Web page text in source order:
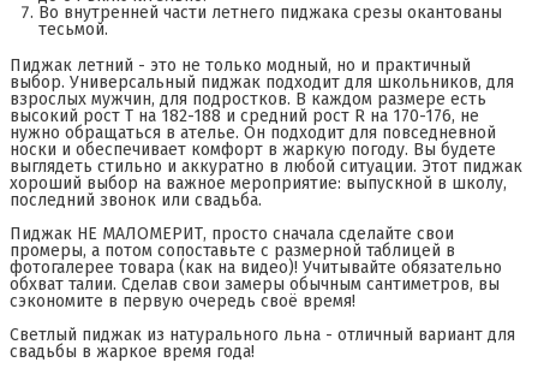
Во внутренней части летнего пиджака срезы окантованы
тесьмой.
Пиджак летний - это не только модный, но и практичный
выбор. Универсальный пиджак подходит для школьников, для
взрослых мужчин, для подростков. В каждом размере есть
высокий рост Т на 182-188 и средний рост R на 170-176, не
нужно обращаться в ателье. Он подходит для повседневной
носки и обеспечивает комфорт в жаркую погоду. Вы будете
выглядеть стильно и аккуратно в любой ситуации. Этот пиджак
хороший выбор на важное мероприятие: выпускной в школу,
последний звонок или свадьба.
Пиджак НЕ МАЛОМЕРИТ, просто сначала сделайте свои
промеры, а потом сопоставьте с размерной таблицей в
фотогалерее товара (как на видео)! Учитывайте обязательно
обхват талии. Сделав свои замеры обычным сантиметров, вы
сэкономите в первую очередь своё время!
Светлый пиджак из натурального льна - отличный вариант для
свадьбы в жаркое время года!